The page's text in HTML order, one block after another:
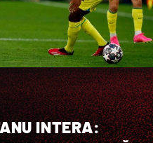
INTERA: